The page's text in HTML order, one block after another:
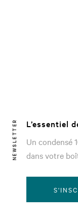
NEWSLETTER
L’essentiel
Un condensé
dans votre